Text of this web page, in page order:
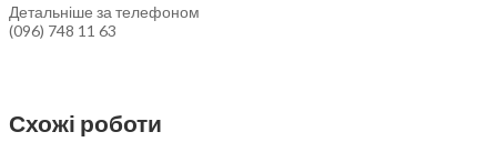
Детальніше за телефоном
(096) 748 11 63
Схожі роботи